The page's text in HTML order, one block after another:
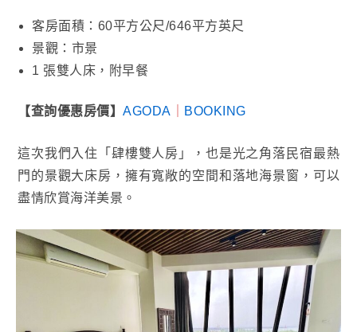
客房面積：60平方公尺/646平方英尺
景觀：市景
1 張雙人床，附早餐
【查詢優惠房價】 AGODA BOOKING
這次我們入住「肆樓雙人房」，也是光之角落民宿最熱
門的景觀大床房，擁有寬敞的空間和落地海景窗，可以
盡情欣賞海洋美景。